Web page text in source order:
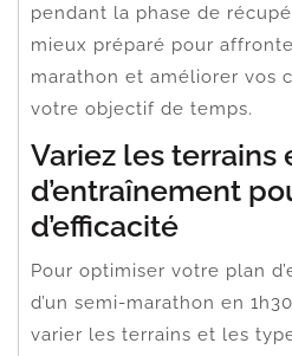
pendant la phase de
mieux préparé pour
marathon et améliorer vos
votre objectif de temps.
Variez les terrains
d’entraînement
d’efficacité
Pour optimiser votre plan
d’un semi-marathon en
varier les terrains et les